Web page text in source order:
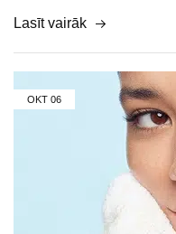
Lasīt vairāk
OKT 06